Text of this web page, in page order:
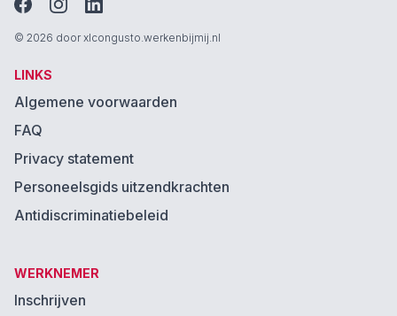
© 2026 door xlcongusto.werkenbijmij.nl
LINKS
Algemene voorwaarden
FAQ
Privacy statement
Personeelsgids uitzendkrachten
Antidiscriminatiebeleid
WERKNEMER
Inschrijven